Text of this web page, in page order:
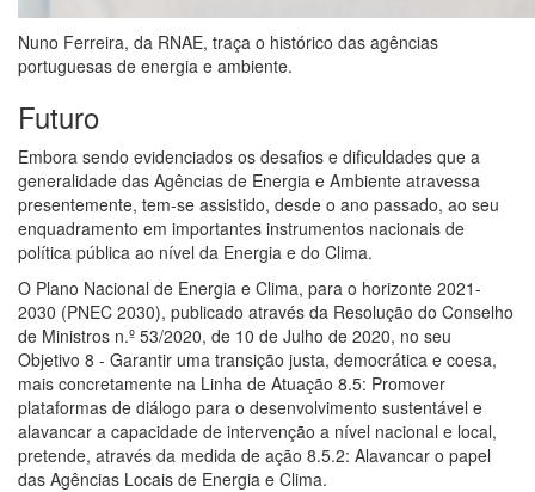
Nuno Ferreira, da RNAE, traça o histórico das agências
portuguesas de energia e ambiente.
Futuro
Embora sendo evidenciados os desafios e dificuldades que a
generalidade das Agências de Energia e Ambiente atravessa
presentemente, tem-se assistido, desde o ano passado, ao seu
enquadramento em importantes instrumentos nacionais de
política pública ao nível da Energia e do Clima.
O Plano Nacional de Energia e Clima, para o horizonte 2021-
2030 (PNEC 2030), publicado através da Resolução do Conselho
de Ministros n.º 53/2020, de 10 de Julho de 2020, no seu
Objetivo 8 - Garantir uma transição justa, democrática e coesa,
mais concretamente na Linha de Atuação 8.5: Promover
plataformas de diálogo para o desenvolvimento sustentável e
alavancar a capacidade de intervenção a nível nacional e local,
pretende, através da medida de ação 8.5.2: Alavancar o papel
das Agências Locais de Energia e Clima.